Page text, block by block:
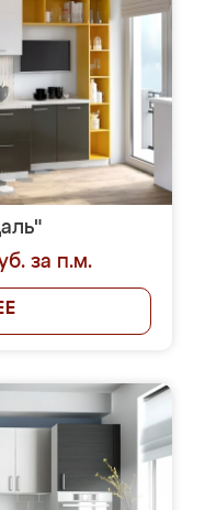
за п.м.